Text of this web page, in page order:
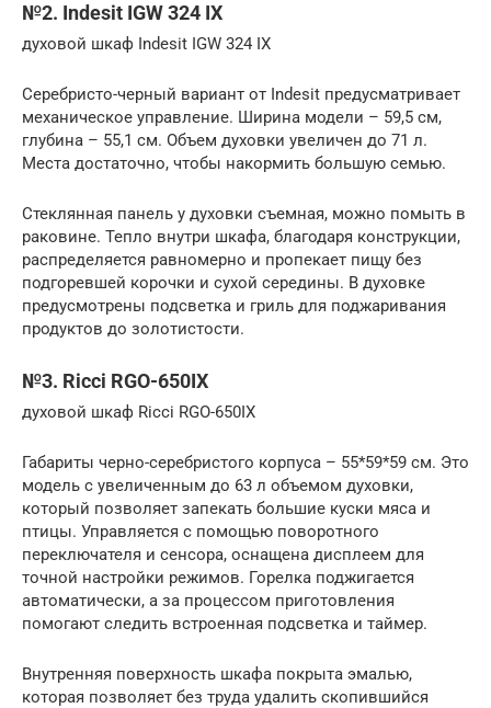
№2. Indesit IGW 324 IX
духовой шкаф Indesit IGW 324 IX
Серебристо-черный вариант от Indesit предусматривает
механическое управление. Ширина модели – 59,5 см,
глубина – 55,1 см. Объем духовки увеличен до 71 л.
Места достаточно, чтобы накормить большую семью.
Стеклянная панель у духовки съемная, можно помыть в
раковине. Тепло внутри шкафа, благодаря конструкции,
распределяется равномерно и пропекает пищу без
подгоревшей корочки и сухой середины. В духовке
предусмотрены подсветка и гриль для поджаривания
продуктов до золотистости.
№3. Ricci RGO-650IX
духовой шкаф Ricci RGO-650IX
Габариты черно-серебристого корпуса – 55*59*59 см. Это
модель с увеличенным до 63 л объемом духовки,
который позволяет запекать большие куски мяса и
птицы. Управляется с помощью поворотного
переключателя и сенсора, оснащена дисплеем для
точной настройки режимов. Горелка поджигается
автоматически, а за процессом приготовления
помогают следить встроенная подсветка и таймер.
Внутренняя поверхность шкафа покрыта эмалью,
которая позволяет без труда удалить скопившийся